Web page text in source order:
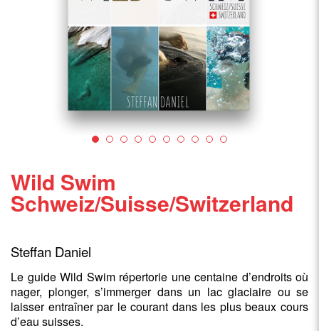
Wild Swim
Schweiz/Suisse/Switzerland
Steffan Daniel
Le guide Wild Swim répertorie une centaine d’endroits où
nager, plonger, s’immerger dans un lac glaciaire ou se
laisser entraîner par le courant dans les plus beaux cours
d’eau suisses.